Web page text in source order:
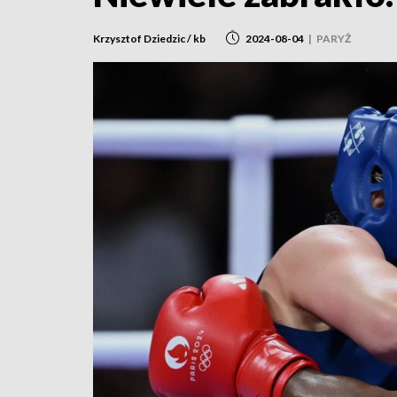
Krzysztof Dziedzic / kb 2024-08-04 | PARYŻ